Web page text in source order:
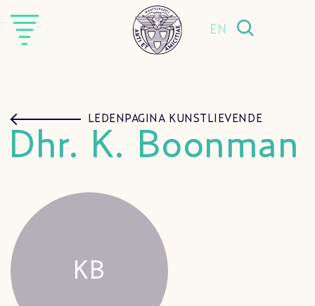
EN
LEDENPAGINA KUNSTLIEVENDE
Dhr. K. Boonman
KB